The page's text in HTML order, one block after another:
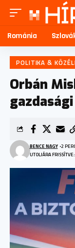
Románia
POLITIKA &
Orbán
UTOLJÁRA
BENCE NAGY 2